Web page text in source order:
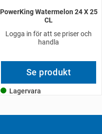
PowerKing Watermelon 24 X 25
CL
Logga in för att se priser och
handla
Se produkt
Lagervara